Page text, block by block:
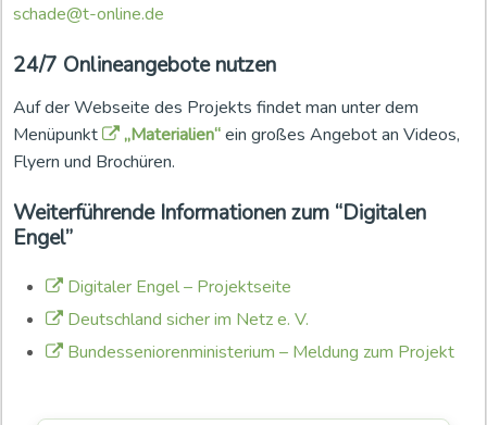
schade@t-online.de
24/7 Onlineangebote nutzen
Auf der Webseite des Projekts findet man unter dem
Menüpunkt
„Materialien“ein großes Angebot an Videos,
Flyern und Brochüren.
Weiterführende Informationen zum “Digitalen
Engel”
Digitaler Engel – Projektseite
Deutschland sicher im Netz e. V.
Bundesseniorenministerium – Meldung zum Projekt